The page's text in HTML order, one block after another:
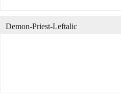
Demon-Priest-Leftalic